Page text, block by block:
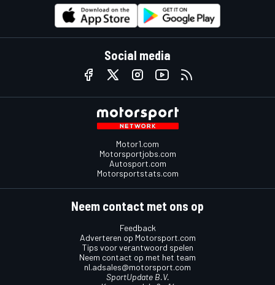
Social media
Motor1.com
Motorsportjobs.com
Autosport.com
Motorsportstats.com
Neem contact met ons op
Feedback
Adverteren op Motorsport.com
Tips voor verantwoord spelen
Neem contact op met het team
nl.adsales@motorsport.com
SportUpdate B.V.